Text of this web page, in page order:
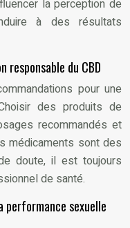
la perception de
à des résultats
responsable du CBD
pour une
des produits de
recommandés et
médicaments sont des
doute, il est toujours
de santé.
performance sexuelle